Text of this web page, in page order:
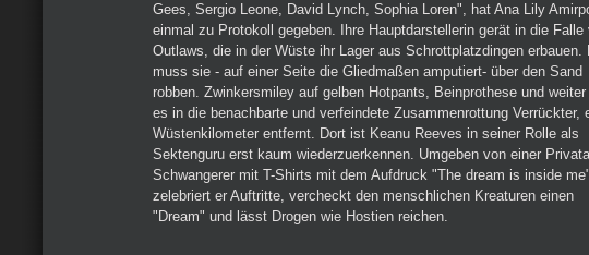
Gees, Sergio Leone, David Lynch, Sophia Loren", hat Ana Lily
einmal zu Protokoll gegeben. Ihre Hauptdarstellerin gerät in die Falle
Outlaws, die in der Wüste ihr Lager aus Schrottplatzdingen erbauen.
muss sie - auf einer Seite die Gliedmaßen amputiert- über den Sand
robben. Zwinkersmiley auf gelben Hotpants, Beinprothese und weiter
es in die benachbarte und verfeindete Zusammenrottung Verrückter,
Wüstenkilometer entfernt. Dort ist Keanu Reeves in seiner Rolle als
Sektenguru erst kaum wiederzuerkennen. Umgeben von einer
Schwangerer mit T-Shirts mit dem Aufdruck "The dream is inside me"
zelebriert er Auftritte, vercheckt den menschlichen Kreaturen einen
"Dream" und lässt Drogen wie Hostien reichen.